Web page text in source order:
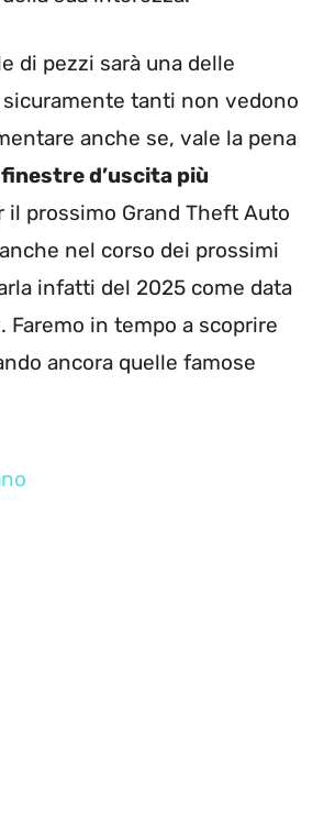
di pezzi sarà una delle
tanti non vedono
anche se, vale la pena
d’uscita più
il prossimo Grand Theft Auto
nel corso dei prossimi
infatti del 2025 come data
Faremo in tempo a scoprire
ancora quelle famose